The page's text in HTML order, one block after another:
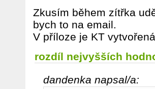
Zkusím během zítřka
bych to na email.
V příloze je KT
rozdíl nejvyšších
dandenka napsal/a: